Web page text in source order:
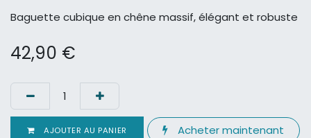
Baguette cubique en chêne massif, élégant et robuste
42,90 €
AJOUTER AU PANIER Acheter maintenant